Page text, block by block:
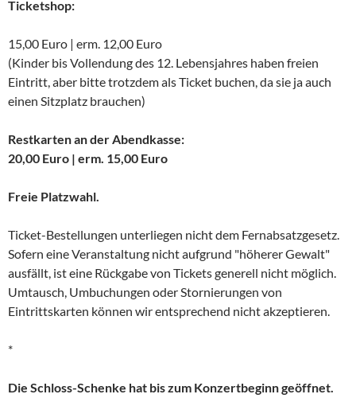
Ticketshop:
15,00 Euro | erm. 12,00 Euro
(Kinder bis Vollendung des 12. Lebensjahres haben freien
Eintritt, aber bitte trotzdem als Ticket buchen, da sie ja auch
einen Sitzplatz brauchen)
Restkarten an der Abendkasse:
20,00 Euro | erm. 15,00 Euro
Freie Platzwahl.
Ticket-Bestellungen unterliegen nicht dem Fernabsatzgesetz.
Sofern eine Veranstaltung nicht aufgrund "höherer Gewalt"
ausfällt, ist eine Rückgabe von Tickets generell nicht möglich.
Umtausch, Umbuchungen oder Stornierungen von
Eintrittskarten können wir entsprechend nicht akzeptieren.
*
Die Schloss-Schenke hat bis zum Konzertbeginn geöffnet.